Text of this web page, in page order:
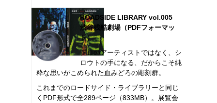
ROADSIDE LIBRARY vol.005
渋谷残酷劇場（PDFフォーマッ
ト）
プロのアーティストではなく、シ
ロウトの手になる、だからこそ純
粋な思いがこめられた血みどろの彫刻群。
これまでのロードサイド・ライブラリーと同じ
くPDF形式で全289ページ（833MB）。展覧会